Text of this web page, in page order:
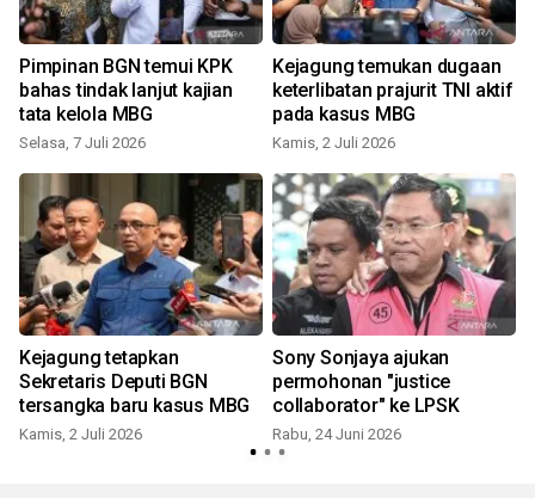
Pimpinan BGN temui KPK
bahas tindak lanjut kajian
tata kelola MBG
Selasa, 7 Juli 2026
Kejagung temukan dugaan
keterlibatan prajurit TNI aktif
pada kasus MBG
Kamis, 2 Juli 2026
Kejagung tetapkan
Sekretaris Deputi BGN
tersangka baru kasus MBG
Kamis, 2 Juli 2026
Sony Sonjaya ajukan
permohonan "justice
collaborator" ke LPSK
Rabu, 24 Juni 2026